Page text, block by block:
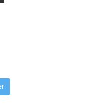
SYNDICALES